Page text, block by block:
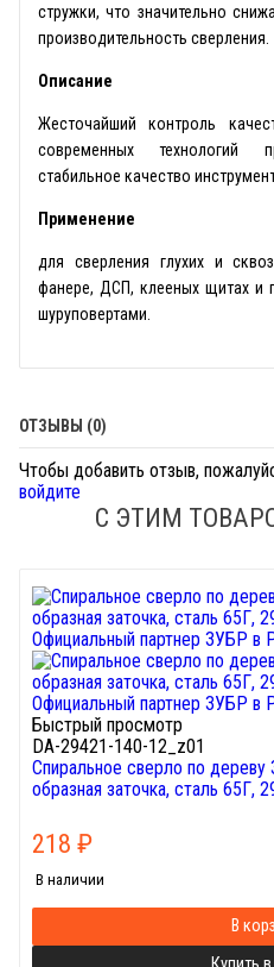
стружки, что значительно
производительность сверления.
Описание
Жесточайший контроль
современных технологий
стабильное качество
Применение
для сверления глухих и
фанере, ДСП, клееных щитах и
шуруповертами.
ОТЗЫВЫ (0)
Чтобы добавить отзыв,
войдите
С ЭТИМ
Быстрый просмотр
DA-29421-140-12_z01
Спиральное сверло по
образная заточка, сталь 65Г,
218 ₽
В наличии
В